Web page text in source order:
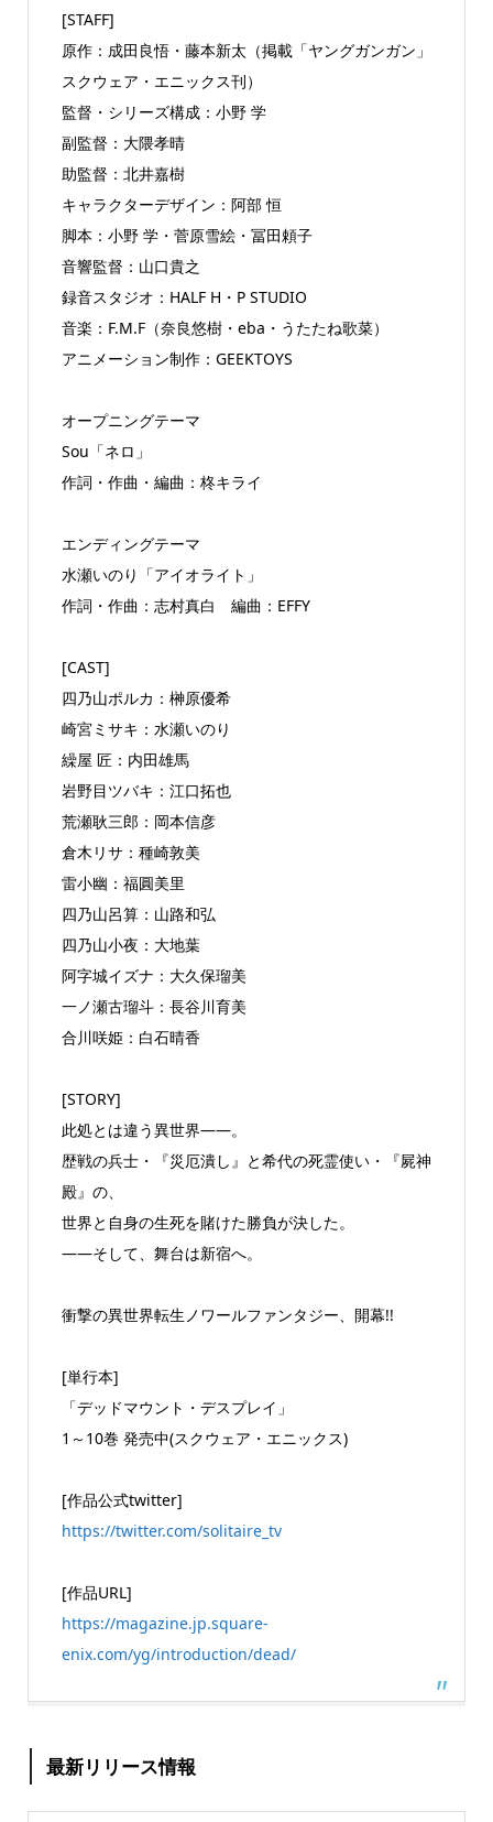
[STAFF]
原作：成田良悟・藤本新太（掲載「ヤングガンガン」
スクウェア・エニックス刊）
監督・シリーズ構成：小野 学
副監督：大隈孝晴
助監督：北井嘉樹
キャラクターデザイン：阿部 恒
脚本：小野 学・菅原雪絵・冨田頼子
音響監督：山口貴之
録音スタジオ：HALF H・P STUDIO
音楽：F.M.F（奈良悠樹・eba・うたたね歌菜）
アニメーション制作：GEEKTOYS
オープニングテーマ
Sou「ネロ」
作詞・作曲・編曲：柊キライ
エンディングテーマ
水瀬いのり「アイオライト」
作詞・作曲：志村真白 編曲：EFFY
[CAST]
四乃山ポルカ：榊原優希
崎宮ミサキ：水瀬いのり
繰屋 匠：内田雄馬
岩野目ツバキ：江口拓也
荒瀬耿三郎：岡本信彦
倉木リサ：種崎敦美
雷小幽：福圓美里
四乃山呂算：山路和弘
四乃山小夜：大地葉
阿字城イズナ：大久保瑠美
一ノ瀬古瑠斗：長谷川育美
合川咲姫：白石晴香
[STORY]
此処とは違う異世界――。
歴戦の兵士・『災厄潰し』と希代の死霊使い・『屍神
殿』の、
世界と自身の生死を賭けた勝負が決した。
――そして、舞台は新宿へ。
衝撃の異世界転生ノワールファンタジー、開幕!!
[単行本]
「デッドマウント・デスプレイ」
1～10巻 発売中(スクウェア・エニックス)
[作品公式twitter]
https://twitter.com/solitaire_tv
[作品URL]
https://magazine.jp.square-
enix.com/yg/introduction/dead/
最新リリース情報